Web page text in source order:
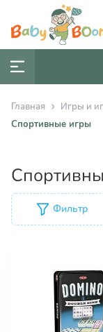
Главная Игры и
Спортивные игры
Фильтр